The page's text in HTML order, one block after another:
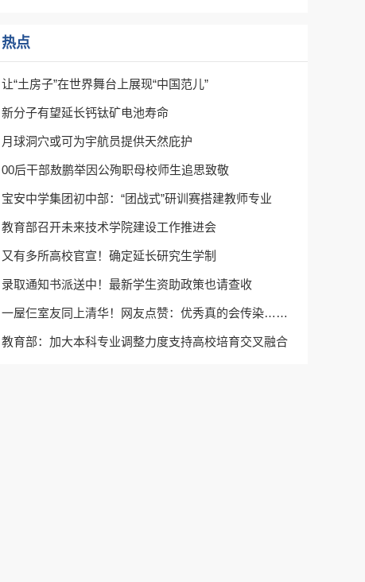
热点
让“土房子”在世界舞台上展现“中国范儿”
新分子有望延长钙钛矿电池寿命
月球洞穴或可为宇航员提供天然庇护
00后干部敖鹏举因公殉职母校师生追思致敬
宝安中学集团初中部：“团战式”研训赛搭建教师专业
教育部召开未来技术学院建设工作推进会
又有多所高校官宣！确定延长研究生学制
录取通知书派送中！最新学生资助政策也请查收
一屋仨室友同上清华！网友点赞：优秀真的会传染……
教育部：加大本科专业调整力度支持高校培育交叉融合